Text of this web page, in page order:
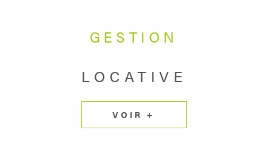
GESTION
LOCATIVE
VOIR +